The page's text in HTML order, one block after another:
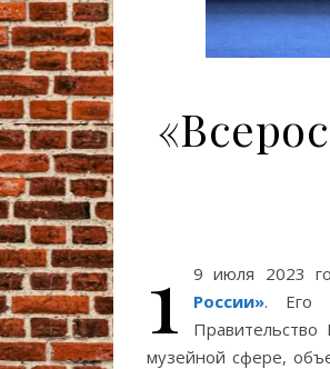
1 9 июля 2023
России». Его
Правительство
музейной сфере,